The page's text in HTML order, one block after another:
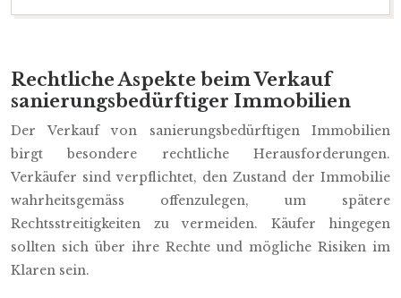
Rechtliche Aspekte beim Verkauf
sanierungsbedürftiger Immobilien
Der Verkauf von sanierungsbedürftigen Immobilien
birgt besondere rechtliche Herausforderungen.
Verkäufer sind verpflichtet, den Zustand der Immobilie
wahrheitsgemäss offenzulegen, um spätere
Rechtsstreitigkeiten zu vermeiden. Käufer hingegen
sollten sich über ihre Rechte und mögliche Risiken im
Klaren sein.